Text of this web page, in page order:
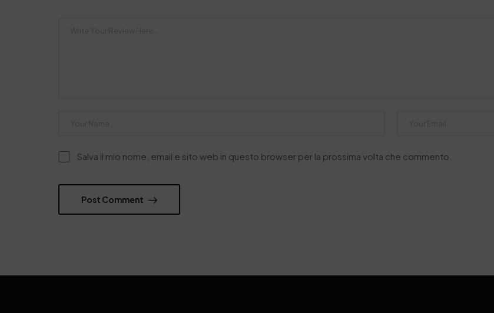
Salva il mio nome, email e sito web in questo browser per la prossima volta che commento.
Post Comment